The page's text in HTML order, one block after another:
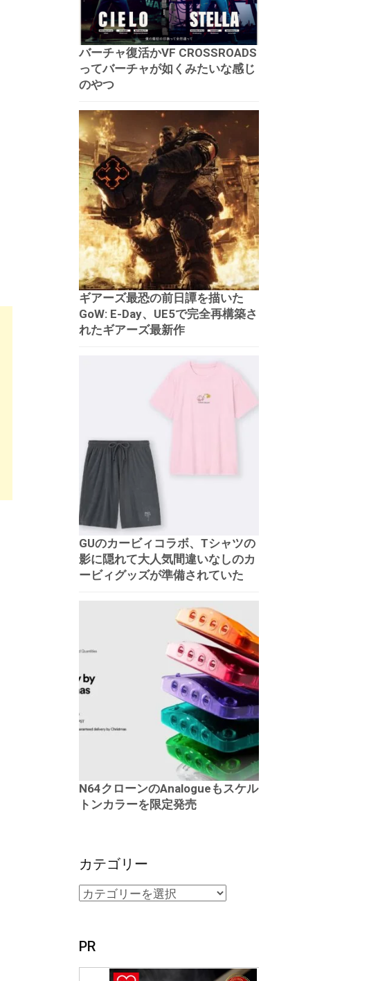
バーチャ復活かVF CROSSROADS
ってバーチャが如くみたいな感じ
のやつ
ギアーズ最恐の前日譚を描いた
GoW: E-Day、UE5で完全再構築さ
れたギアーズ最新作
GUのカービィコラボ、Tシャツの
影に隠れて大人気間違いなしのカ
ービィグッズが準備されていた
N64クローンのAnalogueもスケル
トンカラーを限定発売
カテゴリー
PR